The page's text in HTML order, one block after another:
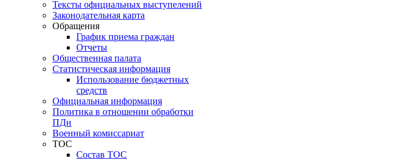
Тексты официальных выступелений
Законодательная карта
Обращения
График приема граждан
Отчеты
Общественная палата
Статистическая информация
Использование бюджетных
средств
Официальная информация
Политика в отношении обработки
ПДн
Военный комиссариат
ТОС
Состав ТОС